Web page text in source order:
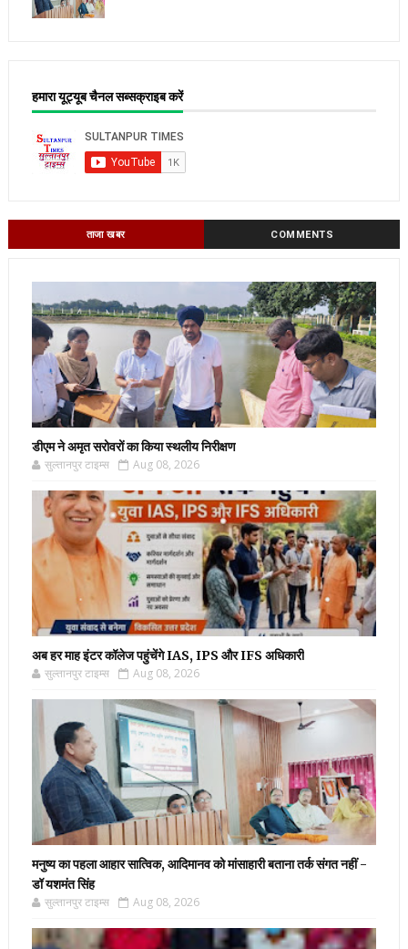
हमारा यूट्यूब चैनल सब्सक्राइब करें
ताजा खबर COMMENTS
डीएम ने अमृत सरोवरों का किया स्थलीय निरीक्षण
सुल्तानपुर टाइम्स Aug 08, 2026
अब हर माह इंटर कॉलेज पहुंचेंगे IAS, IPS और IFS अधिकारी
सुल्तानपुर टाइम्स Aug 08, 2026
मनुष्य का पहला आहार सात्विक, आदिमानव को मांसाहारी बताना तर्क संगत नहीं -
डॉ यशमंत सिंह
सुल्तानपुर टाइम्स Aug 08, 2026